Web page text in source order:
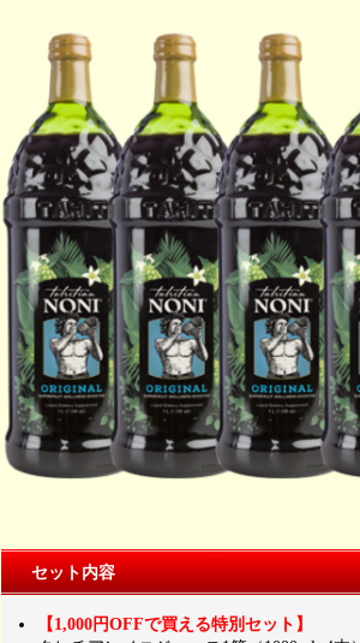
セット内容
【1,000円OFFで買える特別セット】